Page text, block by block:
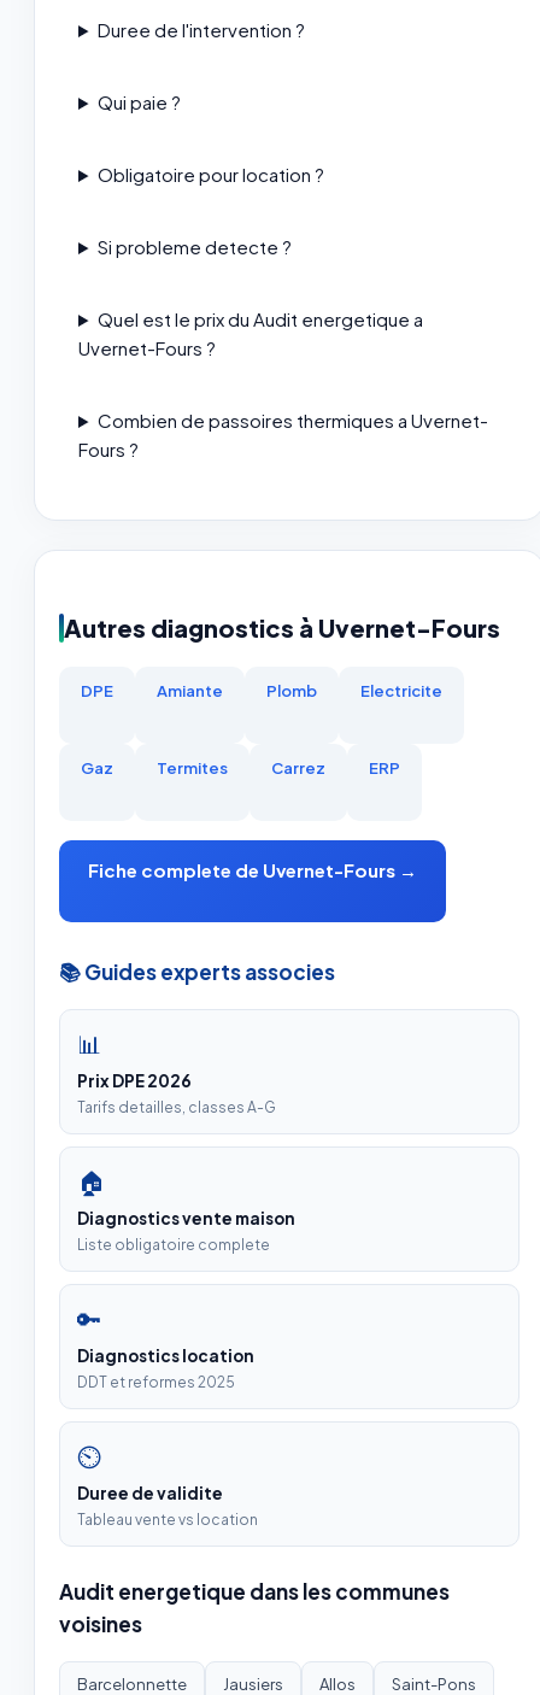
Duree de l'intervention ?
Qui paie ?
Obligatoire pour location ?
Si probleme detecte ?
Quel est le prix du Audit energetique a
Uvernet-Fours ?
Combien de passoires thermiques a Uvernet-
Fours ?
Autres diagnostics à Uvernet-Fours
DPE Amiante Plomb Electricite
Gaz Termites Carrez ERP
Fiche complete de Uvernet-Fours →
📚 Guides experts associes
📊
Prix DPE 2026
Tarifs detailles, classes A-G
🏠
Diagnostics vente maison
Liste obligatoire complete
🔑
Diagnostics location
DDT et reformes 2025
⏲
Duree de validite
Tableau vente vs location
Audit energetique dans les communes
voisines
Barcelonnette Jausiers Allos Saint-Pons